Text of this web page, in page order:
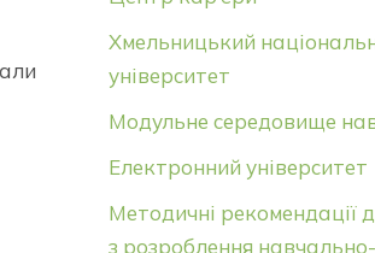
Хмельницький
університет
Модульне середовище
Електронний університет
Методичні рекомендації
з розроблення